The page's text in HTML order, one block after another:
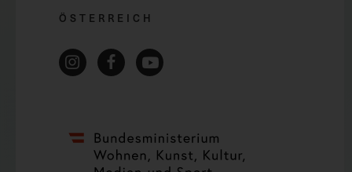
ÖSTERREICH